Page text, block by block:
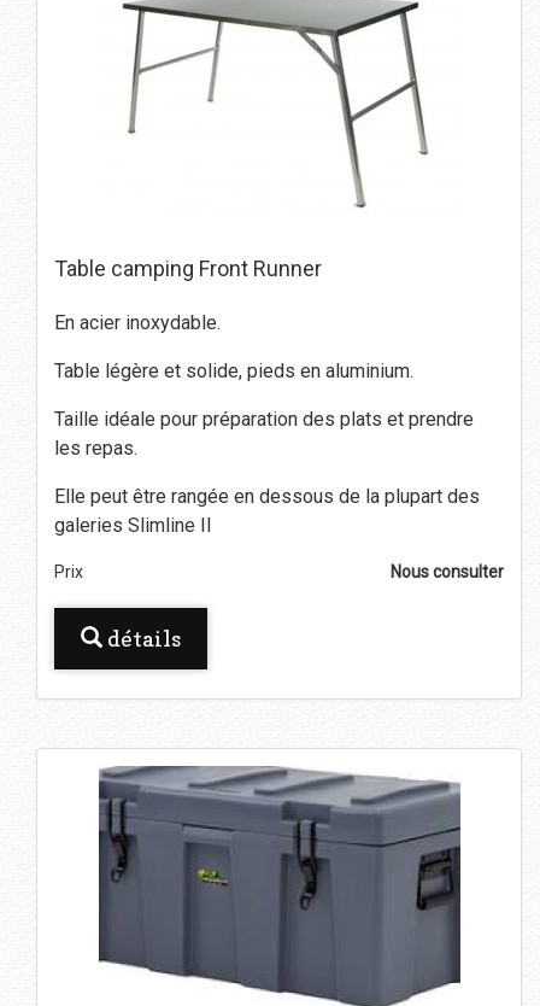
Table camping Front Runner
En acier inoxydable.
Table légère et solide, pieds en aluminium.
Taille idéale pour préparation des plats et prendre
les repas.
Elle peut être rangée en dessous de la plupart des
galeries Slimline II
Prix Nous consulter
détails